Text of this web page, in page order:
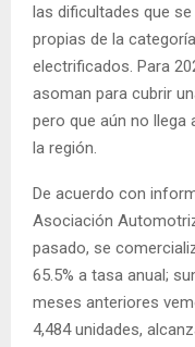
las dificultades que
propias de la
electrificados. Para
asoman para cubrir
pero que aún no llega
la región.
De acuerdo con
Asociación
pasado, se
65.5% a tasa anual;
meses anteriores
4,484 unidades,